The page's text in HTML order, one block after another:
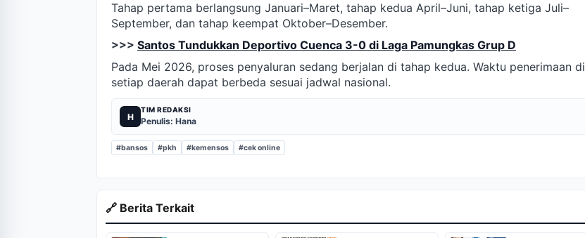
Tahap pertama berlangsung Januari–Maret, tahap kedua April–Juni, tahap ketiga Juli–
September, dan tahap keempat Oktober–Desember.
>>> Santos Tundukkan Deportivo Cuenca 3-0 di Laga Pamungkas Grup D
Pada Mei 2026, proses penyaluran sedang berjalan di tahap kedua. Waktu penerimaan di
setiap daerah dapat berbeda sesuai jadwal nasional.
H
TIM REDAKSI
Penulis: Hana
#bansos #pkh #kemensos #cek online
🔗 Berita Terkait